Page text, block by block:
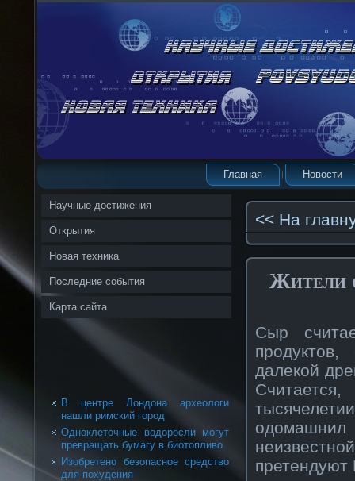
Главная Новости
Научные достижения
Открытия
Новая техника
Последние события
Карта сайта
В центре Лондона археологи
нашли римский город
Одноклеточные водоросли могут
превращать бумагу в биотопливо
Изобретено безопасное средство
для похудения
<< На
Жители
Сыр
далекой